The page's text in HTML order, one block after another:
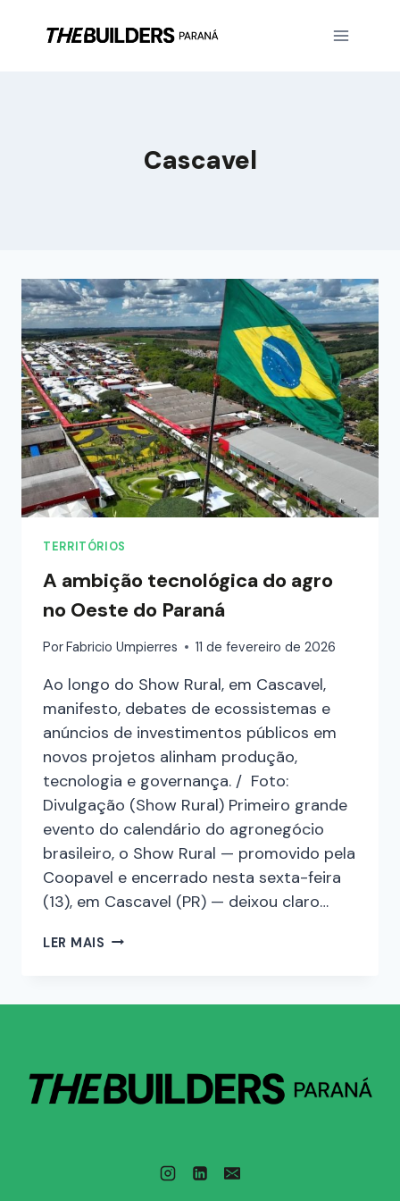
Cascavel
TERRITÓRIOS
A ambição tecnológica do agro
no Oeste do Paraná
PorFabricio Umpierres 11 de fevereiro de 2026
Ao longo do Show Rural, em Cascavel,
manifesto, debates de ecossistemas e
anúncios de investimentos públicos em
novos projetos alinham produção,
tecnologia e governança. / Foto:
Divulgação (Show Rural) Primeiro grande
evento do calendário do agronegócio
brasileiro, o Show Rural — promovido pela
Coopavel e encerrado nesta sexta-feira
(13), em Cascavel (PR) — deixou claro…
LER MAIS